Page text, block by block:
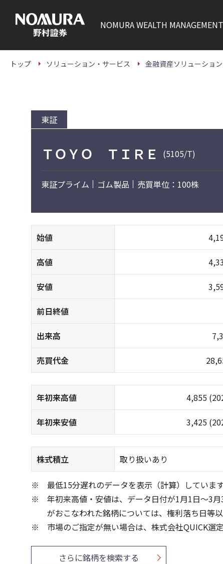
本
NOMURAWEALTH MANAGEMENT
トップ ソリューション・サービス 金融資産ソリューション
東証
ＴＯＹＯ ＴＩＲＥ (5105/T)
東証プライム ゴム製品 売買単位：100株
始値
高値
安値
前日終値
出来高
売買代金
年初来高値 4,855
年初来安値 3,425
株式積立 取り扱いあり
最低15分遅れのデータを表示（計算）しています
年初来高値・安値は、データ日付が1月1日～3
がおこなわれた銘柄については、権利落ち日等
市場のご指定が無い場合は、株式会社QUICK選
さらに銘柄を検索する